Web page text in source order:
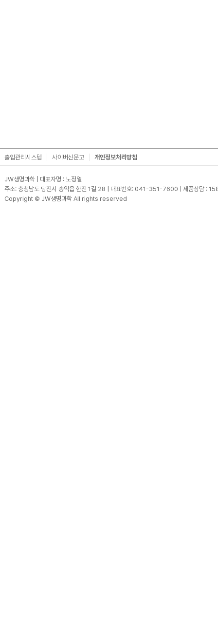
출입관리시스템 사이버신문고 개인정보처리방침
JW생명과학 | 대표자명 : 노정열
주소: 충청남도 당진시 송악읍 한진 1길 28 | 대표번호: 041-351-7600 | 제품상담 :
Copyright © JW생명과학 All rights reserved